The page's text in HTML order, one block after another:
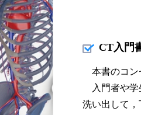
CT入門
本書のコン
入門者や学
洗い出して，